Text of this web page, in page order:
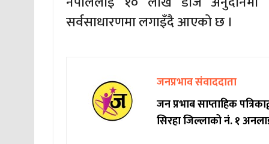
सर्वसाधारणमा लगाइँदै आएको छ ।
जनप्रभाव संवाददाता
जन प्रभाब साप्ताहिक
सिरहा जिल्लाको नं. १